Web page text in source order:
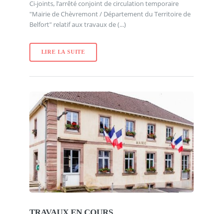
Ci-joints, l’arrêté conjoint de circulation temporaire
"Mairie de Chèvremont / Département du Territoire de
Belfort" relatif aux travaux de (...)
LIRE LA SUITE